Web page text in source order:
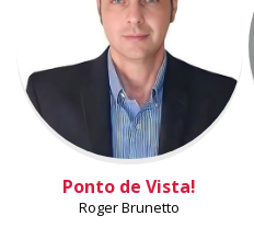
Ponto de Vista!
Roger Brunetto